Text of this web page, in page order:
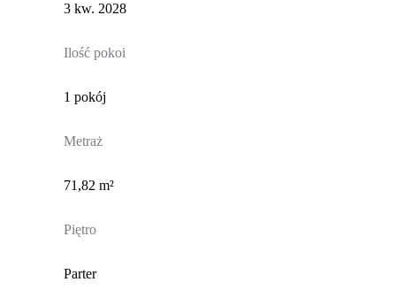
3 kw. 2028
Ilość pokoi
1 pokój
Metraż
71,82 m²
Piętro
Parter